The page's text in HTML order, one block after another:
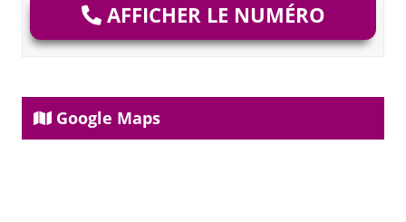
AFFICHER LE NUMÉRO
Google Maps